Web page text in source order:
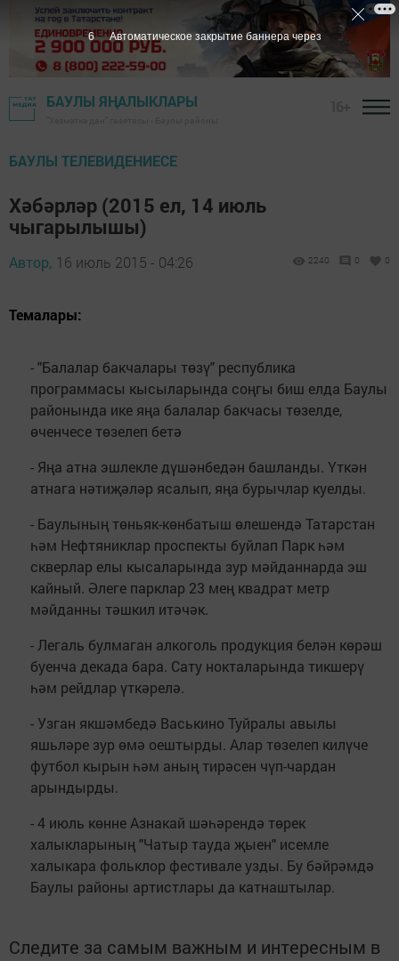
БАУЛЫ ЯҢАЛЫКЛАРЫ
БАУЛЫ ТЕЛЕВИДЕНИЕСЕ
Хәбәрләр (2015 ел, 14 июль
чыгарылышы)
Автор, 16 июль 2015 - 04:26 2240 0 0
Темалары:
- "Балалар бакчалары төзү" республика
программасы кысыларында соңгы биш елда Баулы
районында ике яңа балалар бакчасы төзелде,
өченчесе төзелеп бетә
- Яңа атна эшлекле дүшәнбедән башланды. Үткән
атнага нәтиҗәләр ясалып, яңа бурычлар куелды.
- Баулының төньяк-көнбатыш өлешендә Татарстан
һәм Нефтяниклар проспекты буйлап Парк һәм
скверлар елы кысаларында зур мәйданнарда эш
кайный. Әлеге парклар 23 мең квадрат метр
мәйданны тәшкил итәчәк.
- Легаль булмаган алкоголь продукция белән көрәш
буенча декада бара. Сату нокталарында тикшерү
һәм рейдлар үткәрелә.
- Узган якшәмбедә Васькино Туйралы авылы
яшьләре зур өмә оештырды. Алар төзелеп килүче
футбол кырын һәм аның тирәсен чүп-чардан
арындырды.
- 4 июль көнне Азнакай шәһәрендә төрек
халыкларының "Чатыр тауда җыен" исемле
халыкара фольклор фестивале узды. Бу бәйрәмдә
Баулы районы артистлары да катнаштылар.
Следите за самым важным и интересным в
5 Автоматическое закрытие баннера через